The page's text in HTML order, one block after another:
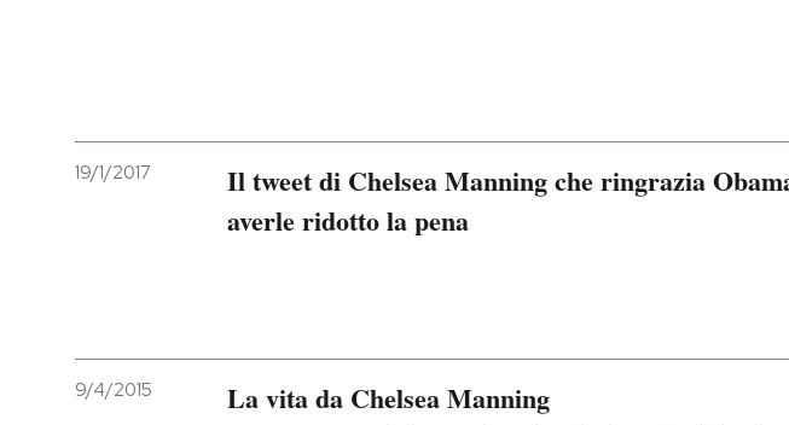
19/1/2017
Il tweet di Chelsea Manning che ringrazia
averle ridotto la pena
9/4/2015 La vita da Chelsea Manning